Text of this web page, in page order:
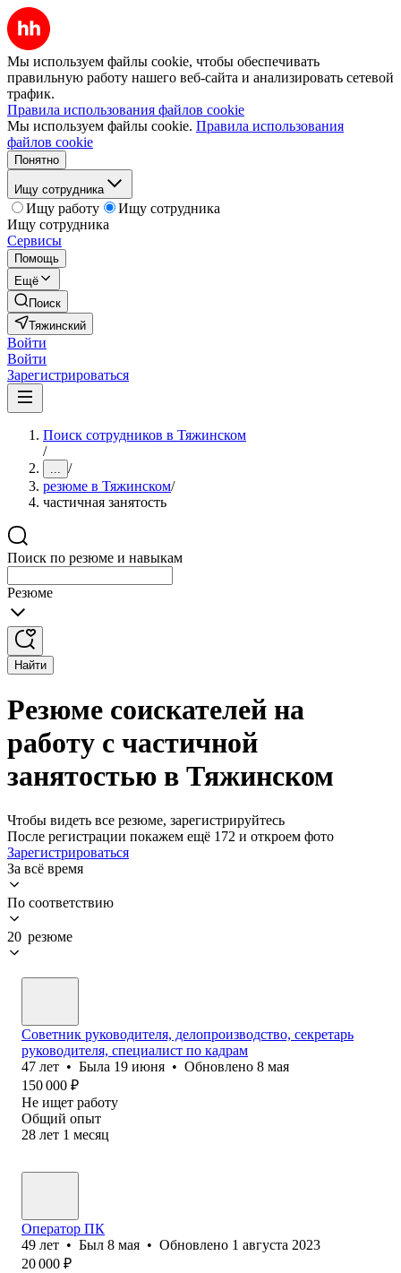
Мы используем файлы cookie, чтобы обеспечивать
правильную работу нашего веб-сайта и анализировать сетевой
трафик.
Правила использования файлов cookie
Мы используем файлы cookie. Правила использования
файлов cookie
Понятно
Ищу сотрудника
Ищу работу
Ищу сотрудника
Ищу сотрудника
Сервисы
Помощь
Ещё
Поиск
Тяжинский
Войти
Войти
Зарегистрироваться
Поиск сотрудников в Тяжинском
/
... /
резюме в Тяжинском/
частичная занятость
Поиск по резюме и навыкам
Резюме
Найти
Резюме соискателей на
работу с частичной
занятостью в Тяжинском
Чтобы видеть все резюме, зарегистрируйтесь
После регистрации покажем ещё 172 и откроем фото
Зарегистрироваться
За всё время
По соответствию
20 резюме
Советник руководителя, делопроизводство, секретарь
руководителя, специалист по кадрам
47 лет • Была 19 июня • Обновлено 8 мая
150 000 ₽
Не ищет работу
Общий опыт
28 лет 1 месяц
Оператор ПК
49 лет • Был 8 мая • Обновлено 1 августа 2023
20 000 ₽